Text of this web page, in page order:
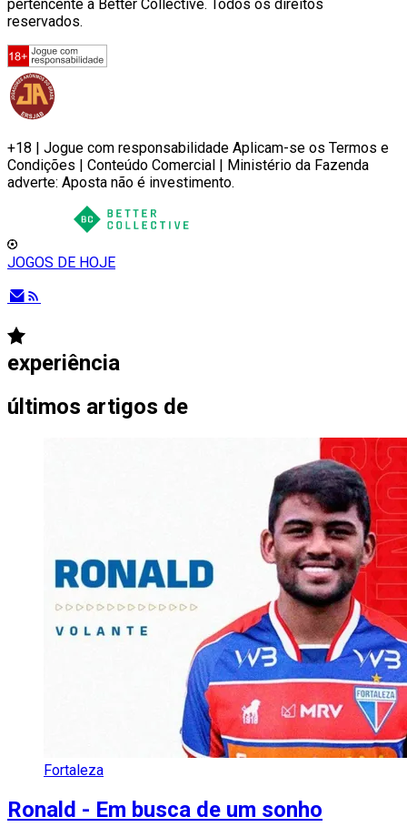
pertencente à Better Collective. Todos os direitos
reservados.
+18 | Jogue com responsabilidade Aplicam-se os Termos e
Condições | Conteúdo Comercial | Ministério da Fazenda
adverte: Aposta não é investimento.
JOGOS DE HOJE
experiência
últimos artigos de
Fortaleza
Ronald - Em busca de um sonho